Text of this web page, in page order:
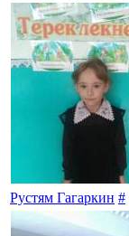
Рустям Гагаркин #